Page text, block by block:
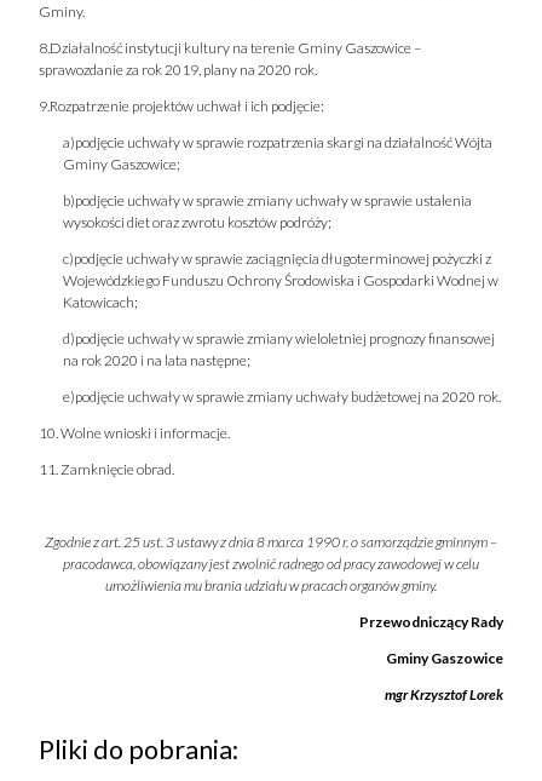
Gminy.
8.Działalność instytucji kultury na terenie Gminy Gaszowice –
sprawozdanie za rok 2019, plany na 2020 rok.
9.Rozpatrzenie projektów uchwał i ich podjęcie:
a)podjęcie uchwały w sprawie rozpatrzenia skargi na działalność Wójta
Gminy Gaszowice;
b)podjęcie uchwały w sprawie zmiany uchwały w sprawie ustalenia
wysokości diet oraz zwrotu kosztów podróży;
c)podjęcie uchwały w sprawie zaciągnięcia długoterminowej pożyczki z
Wojewódzkiego Funduszu Ochrony Środowiska i Gospodarki Wodnej w
Katowicach;
d)podjęcie uchwały w sprawie zmiany wieloletniej prognozy finansowej
na rok 2020 i na lata następne;
e)podjęcie uchwały w sprawie zmiany uchwały budżetowej na 2020 rok.
10. Wolne wnioski i informacje.
11. Zamknięcie obrad.
Zgodnie z art. 25 ust. 3 ustawy z dnia 8 marca 1990 r. o samorządzie gminnym –
pracodawca, obowiązany jest zwolnić radnego od pracy zawodowej w celu
umożliwienia mu brania udziału w pracach organów gminy.
Przewodniczący Rady
Gminy Gaszowice
mgr Krzysztof Lorek
Pliki do pobrania: